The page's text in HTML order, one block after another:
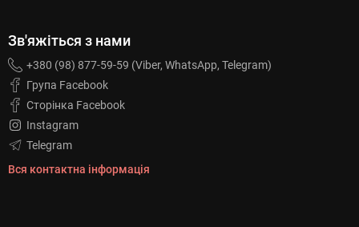
Зв'яжіться з нами
+380 (98) 877-59-59 (Viber, WhatsApp, Telegram)
Група Facebook
Сторінка Facebook
Instagram
Telegram
Вся контактна інформація